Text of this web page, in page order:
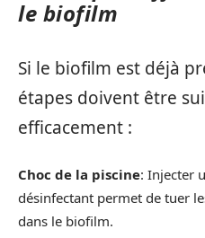
le biofilm
Si le biofilm est déjà
étapes doivent être
efficacement :
Choc de la piscine: Injecter
désinfectant permet de tuer
dans le biofilm.